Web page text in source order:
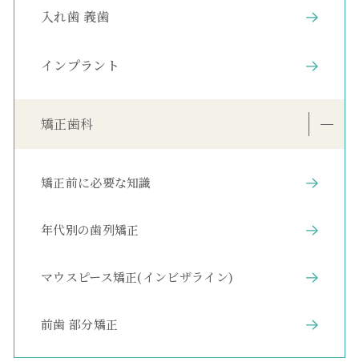
入れ歯 義歯
インプラント
矯正歯科
矯正前に必要な知識
年代別の歯列矯正
マウスピース矯正(インビザライン)
前歯 部分矯正